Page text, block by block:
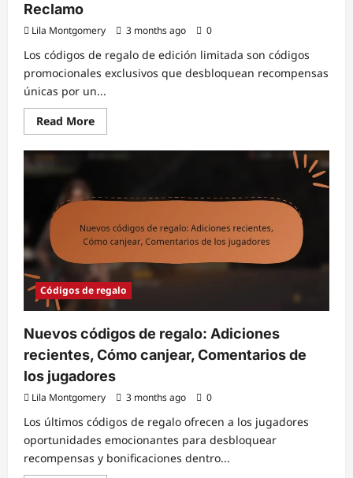
Reclamo
Lila Montgomery 3 months ago 0
Los códigos de regalo de edición limitada son códigos
promocionales exclusivos que desbloquean recompensas
únicas por un...
Read MoreRead
more
Códigos
edición
especiales,
Recompensas
Reclamo
Códigos de regalo
Nuevos códigos de regalo: Adiciones
recientes, Cómo canjear, Comentarios de
los jugadores
Lila Montgomery 3 months ago 0
Los últimos códigos de regalo ofrecen a los jugadores
oportunidades emocionantes para desbloquear
recompensas y bonificaciones dentro...